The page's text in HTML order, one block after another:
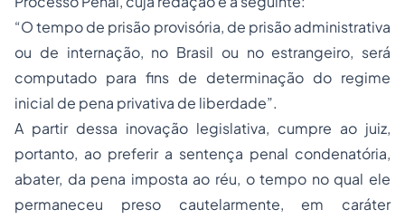
“O tempo de prisão provisória, de prisão administrativa
ou de internação, no Brasil ou no estrangeiro, será
computado para fins de determinação do regime
inicial de pena privativa de liberdade”.
A partir dessa inovação legislativa, cumpre ao juiz,
portanto, ao preferir a sentença penal condenatória,
abater, da pena imposta ao réu, o tempo no qual ele
permaneceu preso cautelarmente, em caráter